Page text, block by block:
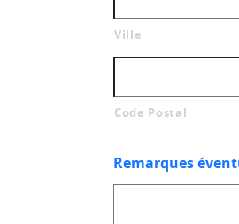
Ville
Code Postal
Remarques